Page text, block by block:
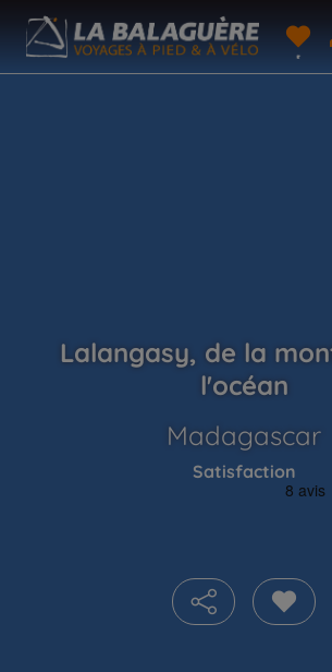
Lalangasy, de la
l'océan
Madagascar
Satisfaction